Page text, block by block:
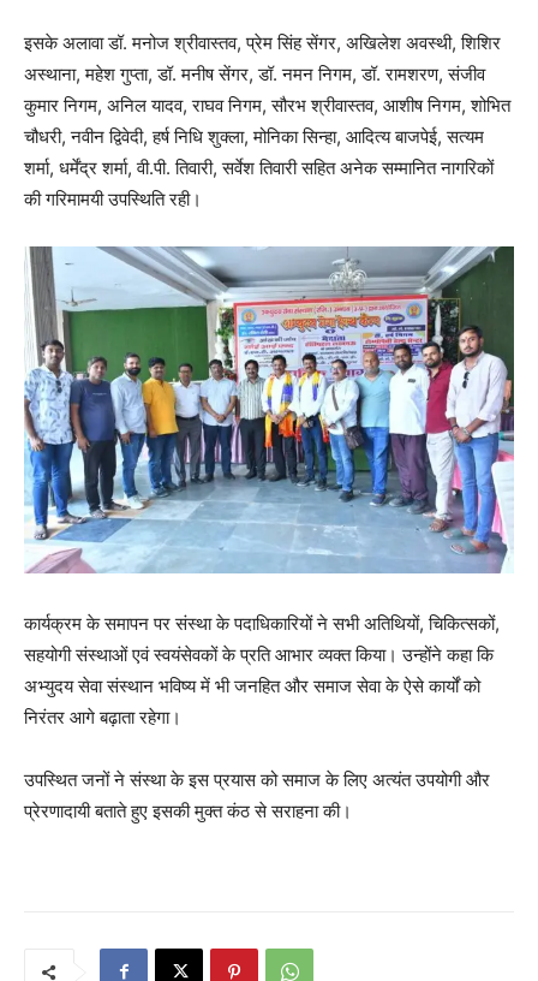
इसके अलावा डॉ. मनोज श्रीवास्तव, प्रेम सिंह सेंगर, अखिलेश अवस्थी, शिशिर
अस्थाना, महेश गुप्ता, डॉ. मनीष सेंगर, डॉ. नमन निगम, डॉ. रामशरण, संजीव
कुमार निगम, अनिल यादव, राघव निगम, सौरभ श्रीवास्तव, आशीष निगम, शोभित
चौधरी, नवीन द्विवेदी, हर्ष निधि शुक्ला, मोनिका सिन्हा, आदित्य बाजपेई, सत्यम
शर्मा, धर्मेंद्र शर्मा, वी.पी. तिवारी, सर्वेश तिवारी सहित अनेक सम्मानित नागरिकों
की गरिमामयी उपस्थिति रही।
कार्यक्रम के समापन पर संस्था के पदाधिकारियों ने सभी अतिथियों, चिकित्सकों,
सहयोगी संस्थाओं एवं स्वयंसेवकों के प्रति आभार व्यक्त किया। उन्होंने कहा कि
अभ्युदय सेवा संस्थान भविष्य में भी जनहित और समाज सेवा के ऐसे कार्यों को
निरंतर आगे बढ़ाता रहेगा।
उपस्थित जनों ने संस्था के इस प्रयास को समाज के लिए अत्यंत उपयोगी और
प्रेरणादायी बताते हुए इसकी मुक्त कंठ से सराहना की।